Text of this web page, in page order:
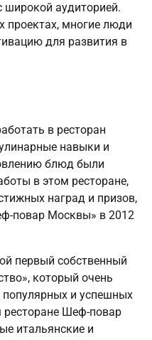
аудиторией.
проектах, многие люди
для развития в
в ресторан
навыки и
блюд были
в этом ресторане,
наград и призов,
повар Москвы» в 2012
первый собственный
который очень
и успешных
ресторане Шеф-повар
итальянские и